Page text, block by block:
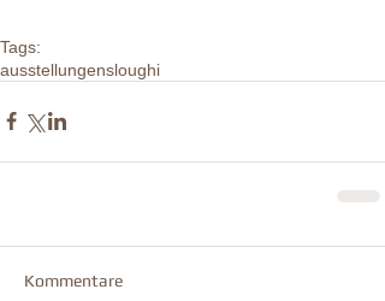
Tags:
ausstellungensloughi
Kommentare